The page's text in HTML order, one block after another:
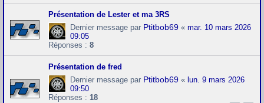
Présentation de Lester et ma 3RS
Dernier message par Ptitbob69 « mar. 10 mars 2026
09:05
Réponses : 8
Présentation de fred
Dernier message par Ptitbob69 « lun. 9 mars 2026
09:50
Réponses : 18